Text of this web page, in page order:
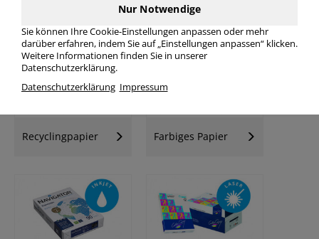
Palette
Recyclingpapier Farbiges Papier
Nur Notwendige
Sie können Ihre Cookie-Einstellungen anpassen oder mehr
darüber erfahren, indem Sie auf „Einstellungen anpassen“ klicken.
Weitere Informationen finden Sie in unserer
Datenschutzerklärung.
Datenschutzerklärung Impressum